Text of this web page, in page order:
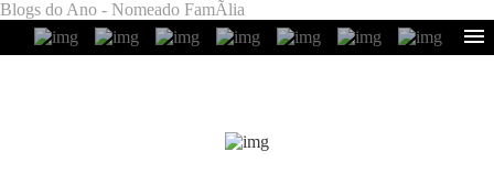
Blogs do Ano - Nomeado FamÃ­lia